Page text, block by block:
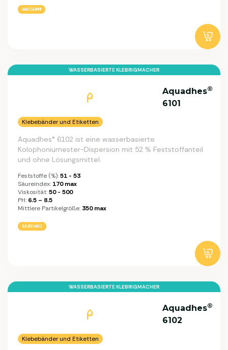
HARZGUMMI
WASSERBASIERTE KLEBRIGMACHER
Aquadhes®
6101
Klebebänder und Etiketten
Aquadhes® 6102 ist eine wasserbasierte
Kolophoniumester-Dispersion mit 52 % Feststoffanteil
und ohne Lösungsmittel.
Feststoffe (%):51 - 53
Säureindex: 170 max
Viskosität:50 - 500
PH: 6.5 – 8.5
Mittlere Partikelgröße: 350 max
SÄUREHARZ
WASSERBASIERTE KLEBRIGMACHER
Aquadhes®
6102
Klebebänder und Etiketten